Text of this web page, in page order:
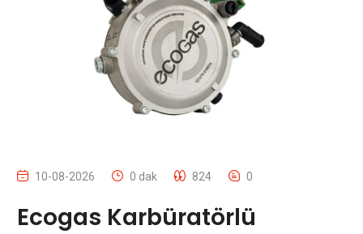
10-08-2026 0 dak 824 0
Ecogas Karbüratörlü